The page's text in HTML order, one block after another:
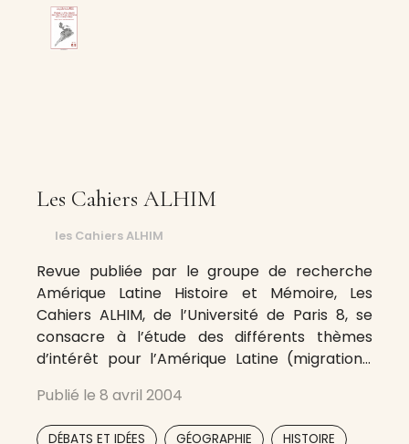
Les Cahiers ALHIM
les Cahiers ALHIM
Revue publiée par le groupe de recherche
Amérique Latine Histoire et Mémoire, Les
Cahiers ALHIM, de l’Université de Paris 8, se
consacre à l’étude des différents thèmes
d’intérêt pour l’Amérique Latine (migrations,
une proposition historiographique qui tient
compte du binôme mémoire-histoire.
Publié le 8 avril 2004
DÉBATS ET IDÉES GÉOGRAPHIE HISTOIRE